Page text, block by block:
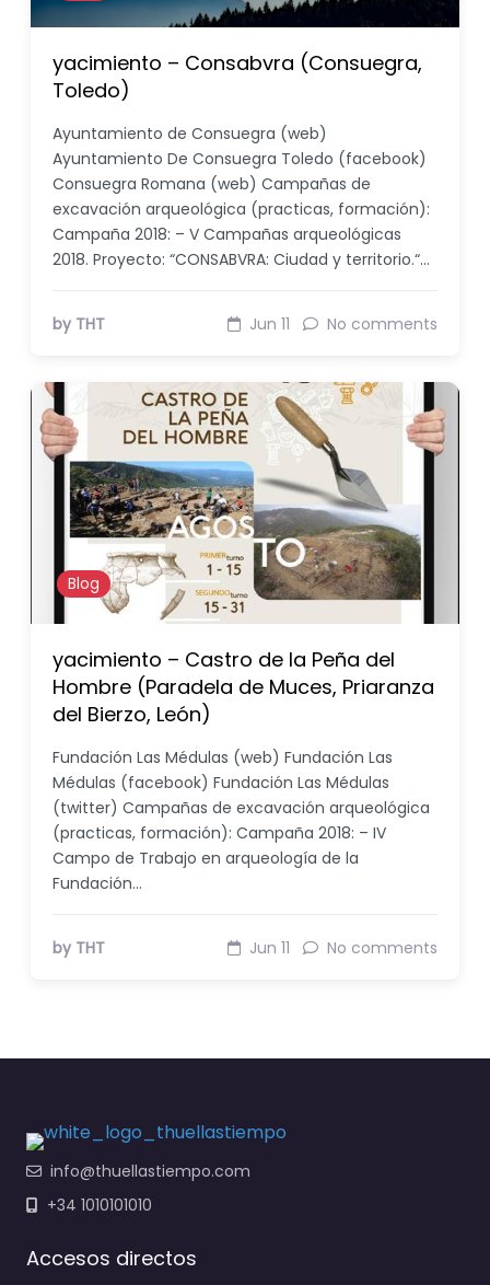
yacimiento – Consabvra (Consuegra,
Toledo)
Ayuntamiento de Consuegra (web)
Ayuntamiento De Consuegra Toledo (facebook)
Consuegra Romana (web) Campañas de
excavación arqueológica (practicas, formación):
Campaña 2018: – V Campañas arqueológicas
2018. Proyecto: “CONSABVRA: Ciudad y territorio.“…
by THT Jun 11 No comments
Blog
yacimiento – Castro de la Peña del
Hombre (Paradela de Muces, Priaranza
del Bierzo, León)
Fundación Las Médulas (web) Fundación Las
Médulas (facebook) Fundación Las Médulas
(twitter) Campañas de excavación arqueológica
(practicas, formación): Campaña 2018: – IV
Campo de Trabajo en arqueología de la
Fundación…
by THT Jun 11 No comments
info@thuellastiempo.com
+34 1010101010
Accesos directos